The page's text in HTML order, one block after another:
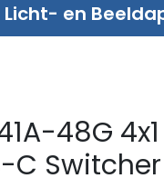
en
48G
C Switcher